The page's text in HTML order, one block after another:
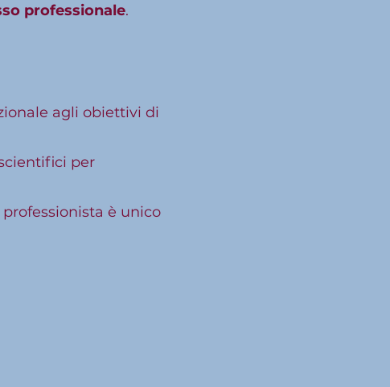
professionale.
agli obiettivi di
per
è unico